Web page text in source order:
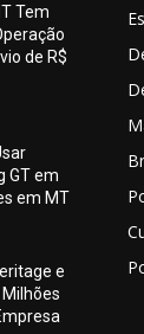
Tem
de R$
GT em
em MT
e